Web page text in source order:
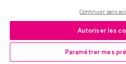
Continuer sans
Autoriser les
Paramétrer mes